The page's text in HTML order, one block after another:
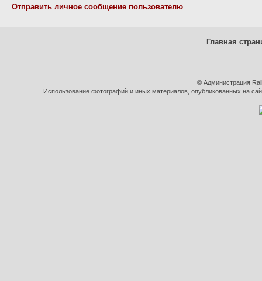
Отправить личное сообщение пользователю
Главная
© Администрация
Использование фотографий и иных материалов, опубликованных на